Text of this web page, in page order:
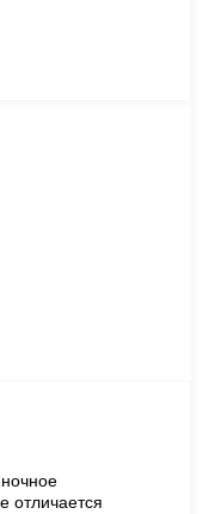
отличается